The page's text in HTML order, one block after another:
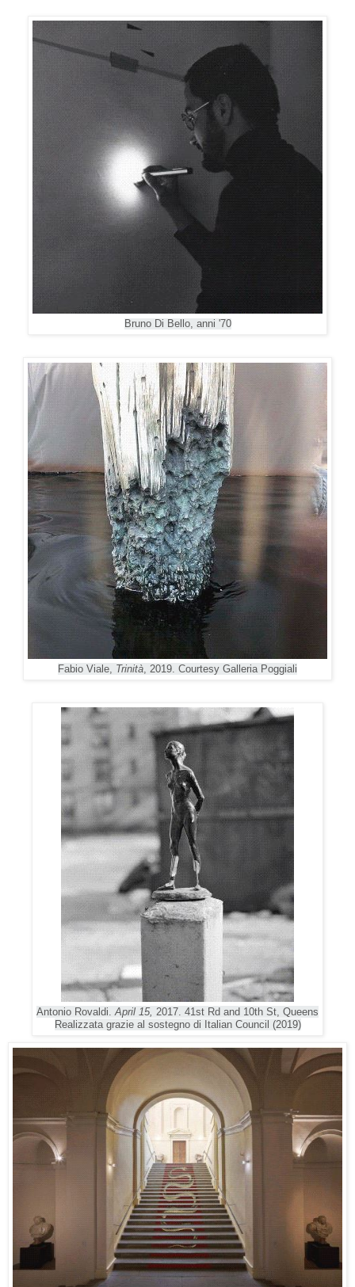
Bruno Di Bello, anni '70
Fabio Viale, Trinità, 2019. Courtesy Galleria Poggiali
Antonio Rovaldi.April 15, 2017. 41st Rd and 10th St, Queens
Realizzata grazie al sostegno di Italian Council (2019)